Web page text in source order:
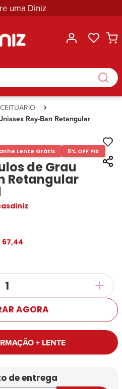
uma Diniz
Ray-Ban Retangular
Lente Grátis 5% OFF PIX
de Grau
Retangular
67,44
AGORA
+ LENTE